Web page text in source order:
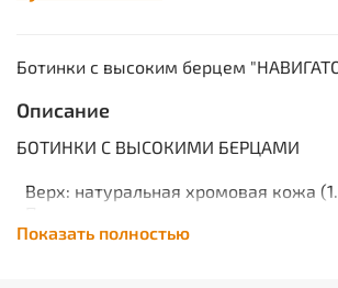
Ботинки с высоким берцем
Описание
БОТИНКИ С ВЫСОКИМИ БЕРЦАМИ
Верх: натуральная хромовая кожа
Подошва: ТЭП (±40°С), 2050.
Показать полностью